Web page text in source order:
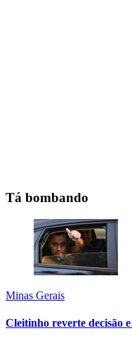
Tá bombando
Minas Gerais
Cleitinho reverte decisão